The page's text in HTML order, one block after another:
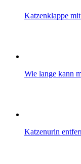
Katzenklappe
Wie lange kann
Katzenurin